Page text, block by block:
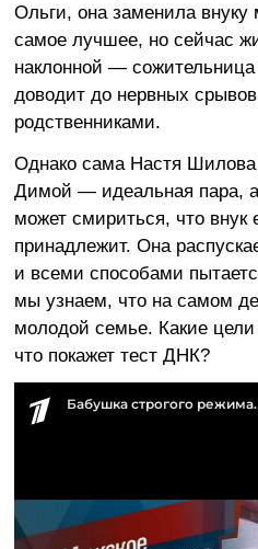
Ольги, она заменила
самое лучшее, но сейчас
наклонной — сожительница
доводит до нервных
родственниками.
Однако сама Настя Шилова
Димой — идеальная пара,
может смириться, что
принадлежит. Она
и всеми способами
мы узнаем, что на самом
молодой семье. Какие
что покажет тест ДНК?